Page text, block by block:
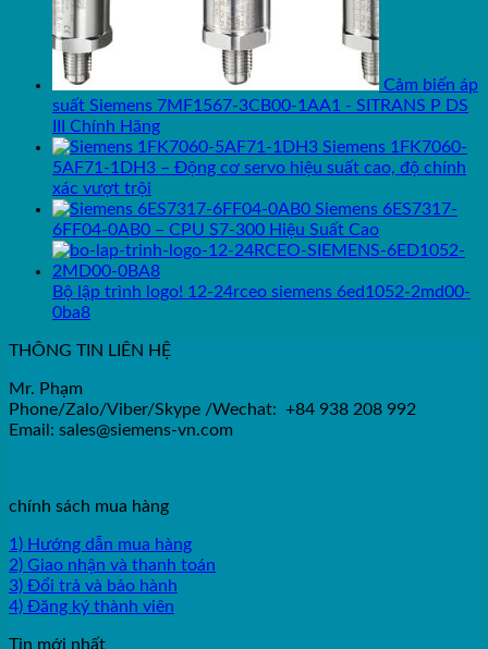
Cảm biến áp
suất Siemens 7MF1567-3CB00-1AA1 - SITRANS P DS
III Chính Hãng
Siemens 1FK7060-
5AF71-1DH3 – Động cơ servo hiệu suất cao, độ chính
xác vượt trội
Siemens 6ES7317-
6FF04-0AB0 – CPU S7-300 Hiệu Suất Cao
Bộ lập trình logo! 12-24rceo siemens 6ed1052-2md00-
0ba8
THÔNG TIN LIÊN HỆ
Mr. Phạm
Phone/Zalo/Viber/Skype /Wechat: +84 938 208 992
Email: sales@siemens-vn.com
chính sách mua hàng
1) Hướng dẫn mua hàng
2) Giao nhận và thanh toán
3) Đổi trả và bảo hành
4) Đăng ký thành viên
Tin mới nhất